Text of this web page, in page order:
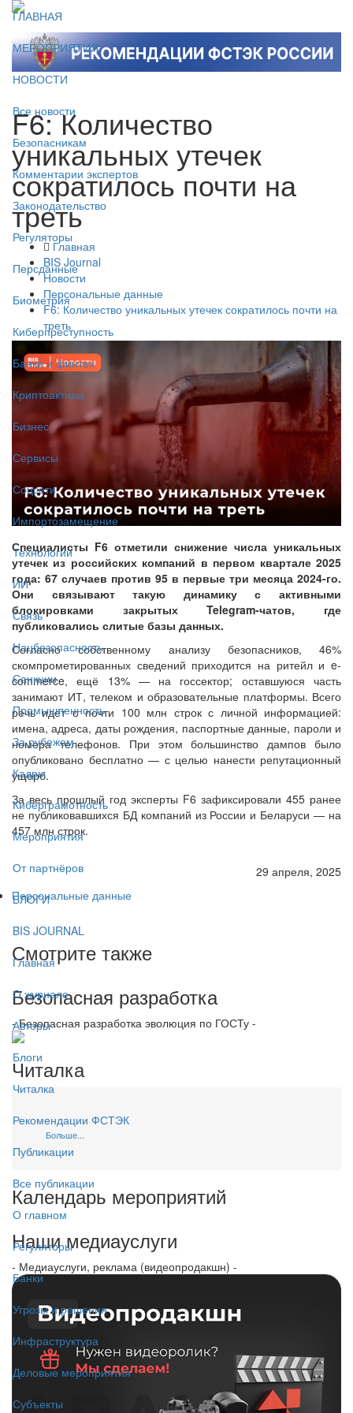
ГЛАВНАЯ
МЕРОПРИЯТИЯ
НОВОСТИ
Все новости
Безопасникам
Комментарии экспертов
Законодательство
Регуляторы
Персданные
Биометрия
Киберпреступность
Банки и финтех
Криптоактивы
Бизнес
Сервисы
Соцсети
Импортозамещение
Технологии
ИИ
Связь
Нацбезопасность
Санкции
Промышленность
За рубежом
Кадры
Киберграмотность
Мероприятия
От партнёров
БЛОГИ
BIS JOURNAL
Главная
О журнале
Авторы
Блоги
Читалка
Рекомендации ФСТЭК
Публикации
Все публикации
О главном
Регуляторы
Банки
Угрозы и решения
Инфраструктура
Деловые мероприятия
Субъекты
F6: Количество
уникальных утечек
сократилось почти на
треть
Главная
BIS Journal
Новости
Персональные данные
F6: Количество уникальных утечек сократилось почти на
треть
Специалисты F6 отметили снижение числа уникальных
утечек из российских компаний в первом квартале 2025
года: 67 случаев против 95 в первые три месяца 2024-го.
Они связывают такую динамику с активными
блокировками закрытых Telegram-чатов, где
публиковались слитые базы данных.
Согласно собственному анализу безопасников, 46%
скомпрометированных сведений приходится на ритейл и e-
commerce, ещё 13% — на госсектор; оставшуюся часть
занимают ИТ, телеком и образовательные платформы. Всего
речь идёт о почти 100 млн строк с личной информацией:
имена, адреса, даты рождения, паспортные данные, пароли и
номера телефонов. При этом большинство дампов было
опубликовано бесплатно — с целью нанести репутационный
ущерб.
За весь прошлый год эксперты F6 зафиксировали 455 ранее
не публиковавшихся БД компаний из России и Беларуси — на
457 млн строк.
29 апреля, 2025
Персональные данные
Смотрите также
Безопасная разработка
- Безопасная разработка эволюция по ГОСТу -
Читалка
Больше...
Календарь мероприятий
Наши медиауслуги
- Медиауслуги, реклама (видеопродакшн) -